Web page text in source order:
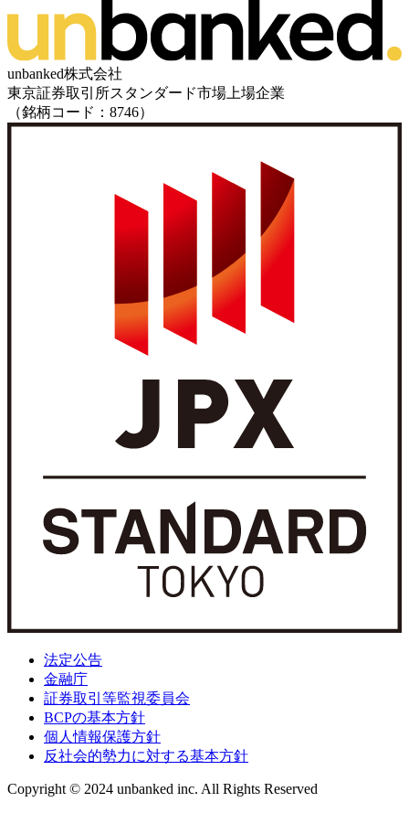
unbanked株式会社
東京証券取引所スタンダード市場上場企業
（銘柄コード：8746）
法定公告
金融庁
証券取引等監視委員会
BCPの基本方針
個人情報保護方針
反社会的勢力に対する基本方針
Copyright © 2024 unbanked inc. All Rights Reserved